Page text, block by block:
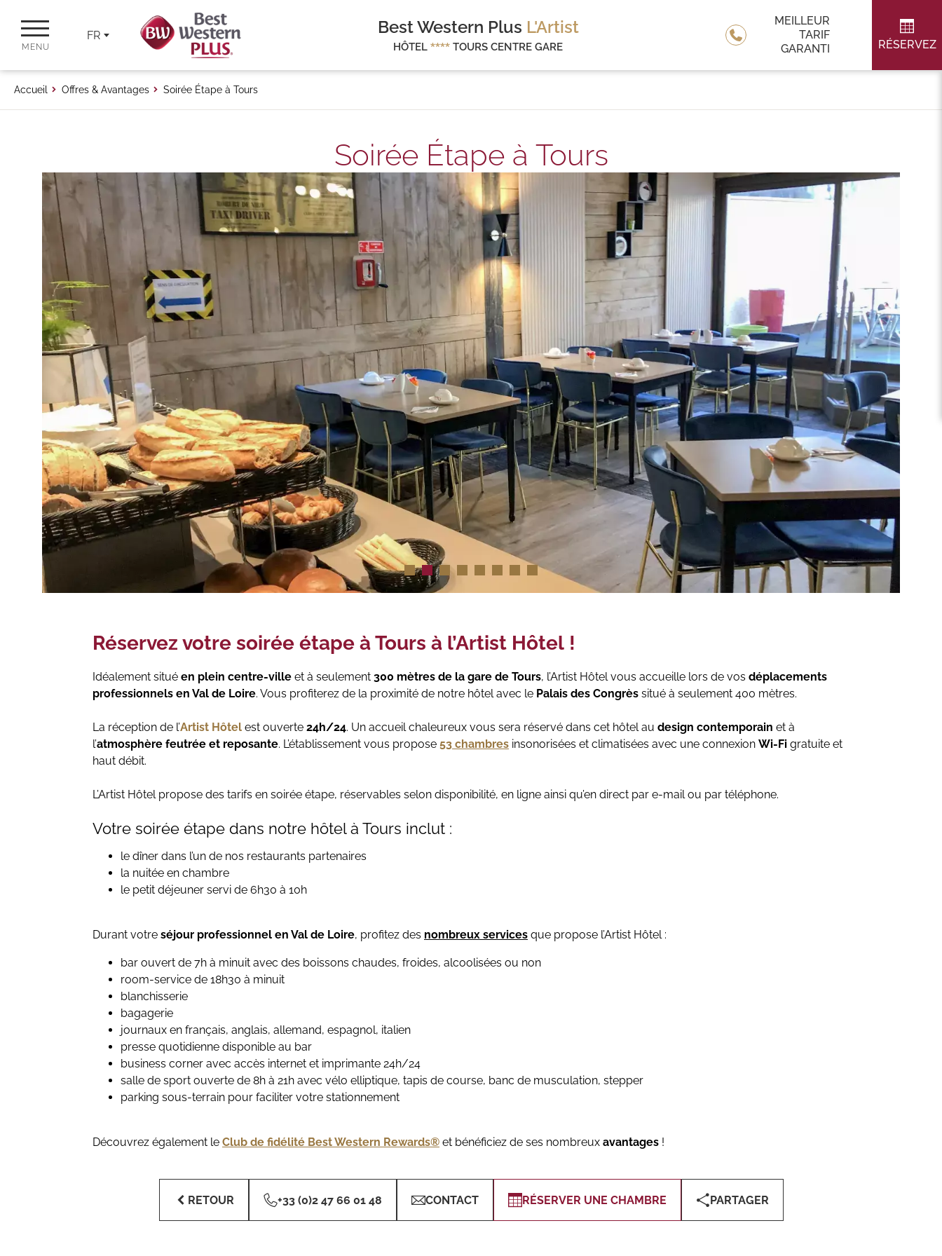
MENU
FR Best Western Plus L'Artist
HÔTEL **** TOURS CENTRE GARE
MEILLEUR
TARIF
GARANTI
RÉSERVEZ
Accueil Offres & Avantages Soirée Étape à Tours
Soirée Étape à Tours
Réservez votre soirée étape à Tours à l’Artist Hôtel !
Idéalement situé en plein centre-ville et à seulement 300 mètres de la gare de Tours, l’Artist Hôtel vous accueille lors de vos déplacements
professionnels en Val de Loire. Vous profiterez de la proximité de notre hôtel avec le Palais des Congrès situé à seulement 400 mètres.
La réception de l’Artist Hôtel est ouverte 24h/24. Un accueil chaleureux vous sera réservé dans cet hôtel au design contemporain et à
l’atmosphère feutrée et reposante. L’établissement vous propose 53 chambres insonorisées et climatisées avec une connexion Wi-Fi gratuite et
haut débit.
L’Artist Hôtel propose des tarifs en soirée étape, réservables selon disponibilité, en ligne ainsi qu’en direct par e-mail ou par téléphone.
Votre soirée étape dans notre hôtel à Tours inclut :
le dîner dans l’un de nos restaurants partenaires
la nuitée en chambre
le petit déjeuner servi de 6h30 à 10h
Durant votre séjour professionnel en Val de Loire, profitez des nombreux services que propose l’Artist Hôtel :
bar ouvert de 7h à minuit avec des boissons chaudes, froides, alcoolisées ou non
room-service de 18h30 à minuit
blanchisserie
bagagerie
journaux en français, anglais, allemand, espagnol, italien
presse quotidienne disponible au bar
business corner avec accès internet et imprimante 24h/24
salle de sport ouverte de 8h à 21h avec vélo elliptique, tapis de course, banc de musculation, stepper
parking sous-terrain pour faciliter votre stationnement
Découvrez également le Club de fidélité Best Western Rewards® et bénéficiez de ses nombreux avantages !
RETOUR +33 (0)2 47 66 01 48 CONTACT RÉSERVER UNE CHAMBRE PARTAGER